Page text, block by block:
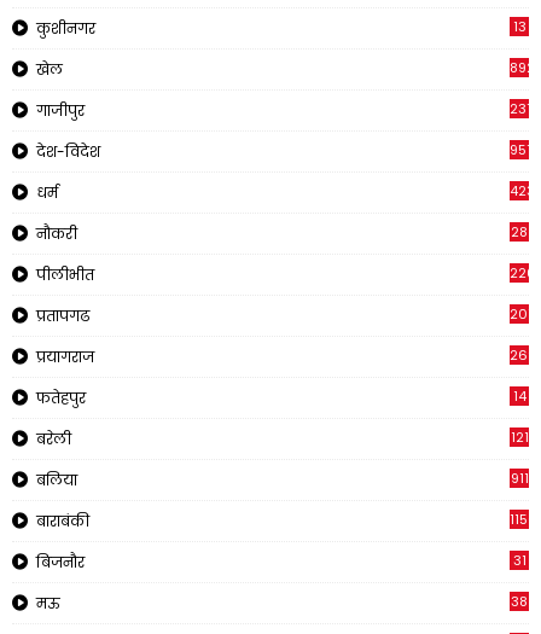
कुशीनगर 13
खेल 892
गाजीपुर 237
देश-विदेश 957
धर्म 423
नौकरी 28
पीलीभीत
प्रतापगढ 2011
प्रयागराज 269
फतेहपुर 14
बरेली 121
बलिया 911
बाराबंकी 1150
बिजनौर 31
मऊ 38